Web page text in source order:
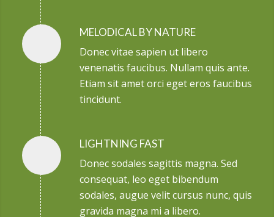
MELODICAL BY NATURE
Donec vitae sapien ut libero
venenatis faucibus. Nullam quis ante.
Etiam sit amet orci eget eros faucibus
tincidunt.
LIGHTNING FAST
Donec sodales sagittis magna. Sed
consequat, leo eget bibendum
sodales, augue velit cursus nunc, quis
gravida magna mi a libero.